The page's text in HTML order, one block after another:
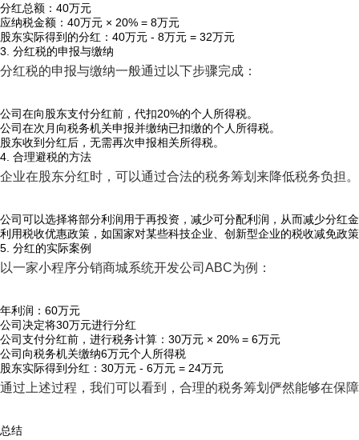
分红总额：40万元
应纳税金额：40万元 × 20% = 8万元
股东实际得到的分红：40万元 - 8万元 = 32万元
3. 分红税的申报与缴纳
分红税的申报与缴纳一般通过以下步骤完成：
公司在向股东支付分红前，代扣20%的个人所得税。
公司在次月向税务机关申报并缴纳已扣缴的个人所得税。
股东收到分红后，无需再次申报相关所得税。
4. 合理避税的方法
企业在股东分红时，可以通过合法的税务筹划来降低税务负担
公司可以选择将部分利润用于再投资，减少可分配利润，从而减少分红
利用税收优惠政策，如国家对某些科技企业、创新型企业的税收减免政
5. 分红的实际案例
以一家小程序分销商城系统开发公司ABC为例：
年利润：60万元
公司决定将30万元进行分红
公司支付分红前，进行税务计算：30万元 × 20% = 6万元
公司向税务机关缴纳6万元个人所得税
股东实际得到分红：30万元 - 6万元 = 24万元
通过上述过程，我们可以看到，合理的税务筹划俨然能够在保
总结